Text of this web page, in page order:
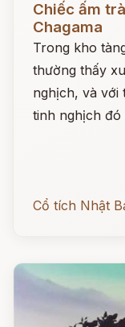
Chiếc ấm
Chagama
Trong kho
thường thấy
nghịch, và với
tinh nghịch đó
Cổ tích Nhật